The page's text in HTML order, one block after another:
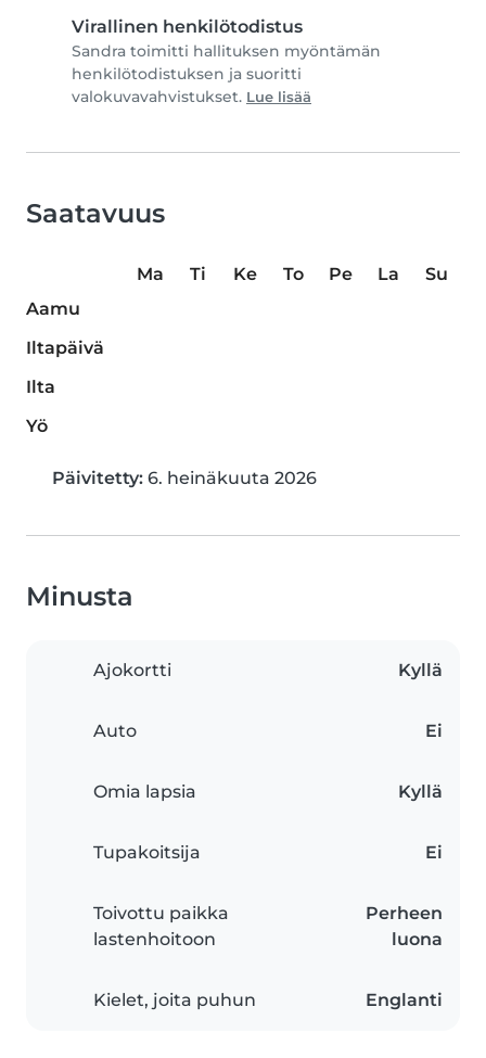
Virallinen henkilötodistus
Sandra toimitti hallituksen myöntämän
henkilötodistuksen ja suoritti
valokuvavahvistukset. Lue lisää
Saatavuus
Ma Ti Ke To Pe La
Su
Aamu
Iltapäivä
Ilta
Yö
Päivitetty: 6. heinäkuuta 2026
Minusta
Ajokortti Kyllä
Auto Ei
Omia lapsia Kyllä
Tupakoitsija Ei
Toivottu paikka
lastenhoitoon
Perheen
luona
Kielet, joita puhun Englanti